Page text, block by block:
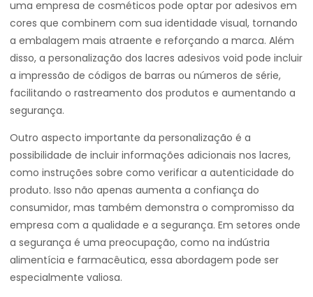
uma empresa de cosméticos pode optar por adesivos em
cores que combinem com sua identidade visual, tornando
a embalagem mais atraente e reforçando a marca. Além
disso, a personalização dos lacres adesivos void pode incluir
a impressão de códigos de barras ou números de série,
facilitando o rastreamento dos produtos e aumentando a
segurança.
Outro aspecto importante da personalização é a
possibilidade de incluir informações adicionais nos lacres,
como instruções sobre como verificar a autenticidade do
produto. Isso não apenas aumenta a confiança do
consumidor, mas também demonstra o compromisso da
empresa com a qualidade e a segurança. Em setores onde
a segurança é uma preocupação, como na indústria
alimentícia e farmacêutica, essa abordagem pode ser
especialmente valiosa.